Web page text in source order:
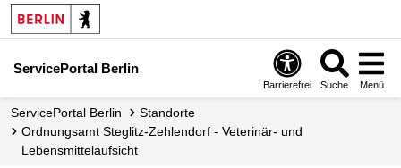
ServicePortal Berlin
Barrierefrei Suche Menü
ServicePortal Berlin
Standorte
Ordnungsamt Steglitz-Zehlendorf - Veterinär- und
Lebensmittelaufsicht